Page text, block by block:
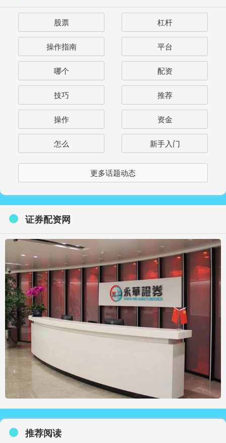
股票 杠杆
操作指南 平台
哪个 配资
技巧 推荐
操作 资金
怎么 新手入门
更多话题动态
证券配资网
推荐阅读